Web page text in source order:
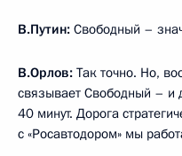
В.Путин: Свободный –
В.Орлов: Так точно. Но,
связывает Свободный – и
40 минут. Дорога
с «Росавтодором» мы